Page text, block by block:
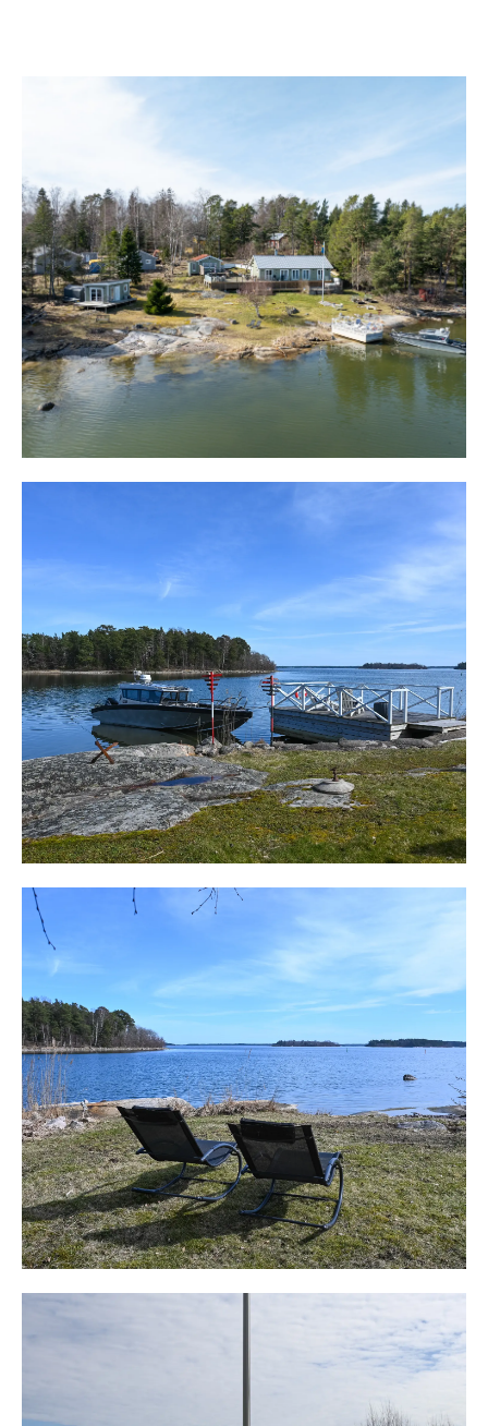
gästhus med två sovrum och möjlighet till egen toalett.
lever året runt, och vill man här bo permanent eller
helger, året runt, lämpar sig denna fastighet mycket väl
och den har på senare år bebotts permanent och med
barn går det också mycket bra då både förskola och
skola upp till 9:an finns på nära avstånd. Allt man
önskar och behöver finns här för att leva ett härligt ö-liv
med goda bussförbindelser till Åkersberga och på några
minuter, med egen bil, når man affär, bageri och
restauranger vid Ljusterö torg.
Via den avgiftsfria, statliga bilfärjan, tar resan till
glittrande vatten och innanför öar som Edö, Äpplarö och
Ingmarsö, längst ut på udden vid vägs ände ligger den
äkta sjötomten och blickar ut över fjärden.
Parkering sker på tomten, i anslutning till husen, och
plats finns för flera bilar. Genom grind är man direkt på
den stora altanen, som sammanbinder huvudbyggnad
och gästhuset.
Gästhuset, på cirka 25 kvm, är från 50-talet och behöver
viss översyn. Det planerar med två sovrum och ett mindre
rum med möjlighet att göra toalett och dusch. Mot
sjösidan finns en stor altan med vacker sjöutsikt och
som omger huvudbyggnaden mot sjösidan. På den stora
altanen finns plats för solstolar, loungemöbler, grill och
matgrupp och här njuter man av den förstklassiga
sjöutsikten och sol från uppgång till sent inpå kvällen.
Altanen sträcker sig längs huset på sjösidan och en
trappa ned finns en jacuzzi för varma, sköna stunder,
året runt.
Huvudbyggnaden har sitt ursprung från 1955 och 1987,
men totalrenoverades år 2023 till dagens fina skick och
höga standard och blev i princip ett nytt hus med
gediget plåttak, vattenburen golvvärme och en trivsam,
social planlösning.
En hall möter med gott om plats för avhängning. En
helkaklad toalett finns wc, tvättställ och dusch. Intill ett